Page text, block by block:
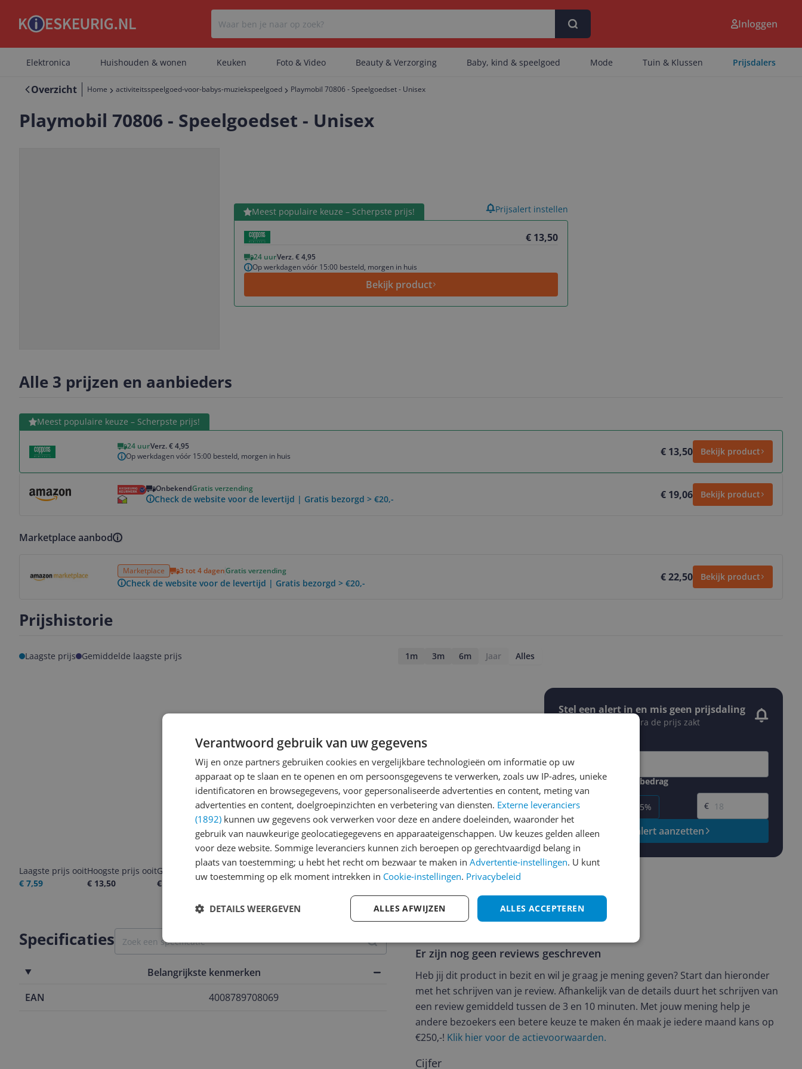
Er zijn geen categorieën gevonden.
Er zijn geen artikelen gevonden.
Inloggen
Elektronica Huishouden & wonen Keuken Foto & Video Beauty & Verzorging Baby, kind & speelgoed Mode Tuin & Klussen Prijsdalers
Overzicht Home activiteitsspeelgoed-voor-babys-muziekspeelgoed Playmobil 70806 - Speelgoedset - Unisex
Playmobil 70806 - Speelgoedset - Unisex
Meest populaire keuze – Scherpste prijs!
€ 13,50
24 uurVerz. € 4,95
Op werkdagen vóór 15:00 besteld, morgen in huis
Bekijk product
Bekijk product Prijsalert instellen
Alle 3 prijzen en aanbieders
Meest populaire keuze – Scherpste prijs!
24 uurVerz. € 4,95
Op werkdagen vóór 15:00 besteld, morgen in huis
€ 13,50 Bekijk product
Bekijk product
OnbekendGratis verzending
Check de website voor de levertijd | Gratis bezorgd > €20,- € 19,06 Bekijk product
Marketplace aanbod
Marketplace 3 tot 4 dagenGratis verzending
Check de website voor de levertijd | Gratis bezorgd > €20,- € 22,50 Bekijk product
Prijshistorie
Laagste prijs Gemiddelde laagste prijs 1m 3m 6m Jaar Alles
Laagste prijs ooit
€ 7,59
Hoogste prijs ooit
€ 13,50
Goedkoopste nu
€ 13,50
Laatste prijsupdate
07-08-2026
Stel een alert in en mis geen prijsdaling
Krijg een seintje zodra de prijs zakt
Gewenste daling of bedrag
-5% -15%
Gewenste prijs
€
Prijsalert aanzetten
Specificaties
Belangrijkste kenmerken
EAN
4008789708069
Er zijn nog geen reviews geschreven
Heb jij dit product in bezit en wil je graag je mening geven? Start dan hieronder
met het schrijven van je review. Afhankelijk van de details duurt het schrijven van
een review gemiddeld tussen de 3 en 10 minuten. Met jouw mening help je
andere bezoekers een betere keuze te maken én maak je iedere maand kans op
€250,-! Klik hier voor de actievoorwaarden.
Cijfer
Verantwoord gebruik van uw gegevens
Wij en onze partners gebruiken cookies en vergelijkbare technologieën om informatie op uw
apparaat op te slaan en te openen en om persoonsgegevens te verwerken, zoals uw IP-adres, unieke
identificatoren en browsegegevens, voor gepersonaliseerde advertenties en content, meting van
advertenties en content, doelgroepinzichten en verbetering van diensten. Externe leveranciers
(1892) kunnen uw gegevens ook verwerken voor deze en andere doeleinden, waaronder het
gebruik van nauwkeurige geolocatiegegevens en apparaateigenschappen. Uw keuzes gelden alleen
voor deze website. Sommige leveranciers kunnen zich beroepen op gerechtvaardigd belang in
plaats van toestemming; u hebt het recht om bezwaar te maken in Advertentie-instellingen. U kunt
uw toestemming op elk moment intrekken in Cookie-instellingen. Privacybeleid
ALLES ACCEPTEREN
ALLES AFWIJZEN
DETAILS WEERGEVEN